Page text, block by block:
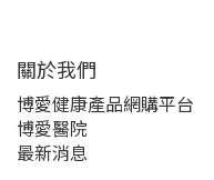
關於我們‎
博愛健康產品網購平台
博愛醫院
最新消息